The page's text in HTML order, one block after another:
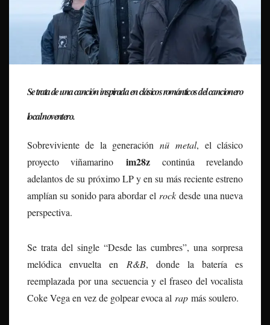
Se trata de una canción inspirada en clásicos románticos del cancionero
local noventero.
Sobreviviente de la generaciónnü metal, el clásico
proyecto viñamarino im28zcontinúa revelando
adelantos de su próximo LP y en su más reciente estreno
amplían su sonido para abordar el rock desde una nueva
perspectiva.
Se trata del single “Desde las cumbres”, una sorpresa
melódica envuelta en R&B, donde la batería es
reemplazada por una secuencia y el fraseo del vocalista
Coke Vega en vez de golpear evoca al rap más soulero.